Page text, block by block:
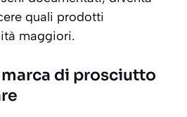
quali prodotti
maggiori.
di prosciutto